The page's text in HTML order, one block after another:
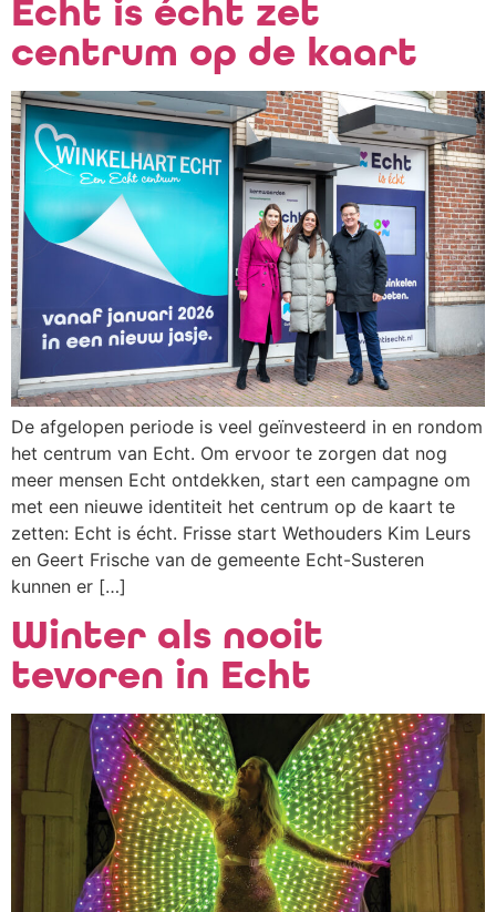
Echt is écht zet
centrum op de kaart
De afgelopen periode is veel geïnvesteerd in en rondom
het centrum van Echt. Om ervoor te zorgen dat nog
meer mensen Echt ontdekken, start een campagne om
met een nieuwe identiteit het centrum op de kaart te
zetten: Echt is écht. Frisse start Wethouders Kim Leurs
en Geert Frische van de gemeente Echt-Susteren
kunnen er […]
Winter als nooit
tevoren in Echt